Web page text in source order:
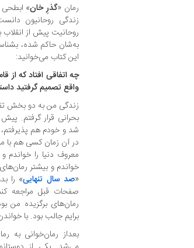
رمان «گذرِ خان» ابطحی
زندگی روحانیون
روحانیت پیش از
به‌شان حاکم شده،
این کتاب می‌خوانید:
چه اتفاقی افتاد که
واقع تصمیم گرفتید
بحرانی قرار گرفتم.
شد و خودم هم پذیرفتم،
در آن زمان کسی هم با
معروف دنیا را خواندم
خواندم و بیشتر
«صد سال تنهایی» را
صفحات قبل مراجعه‌
رمان‌های برگزیده من
برایم جالب بود. با
بعداز رمان‌خوانی به